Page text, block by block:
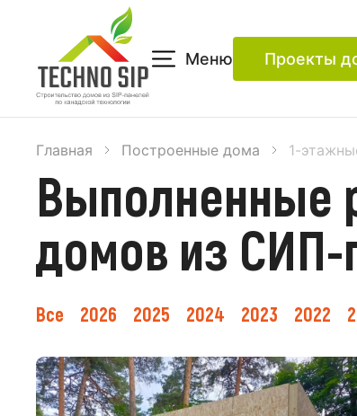
Меню Проекты
Главная Построенные дома 1-
Выполненные
домов из СИП-
Все 2026 2025 2024 2023 2022